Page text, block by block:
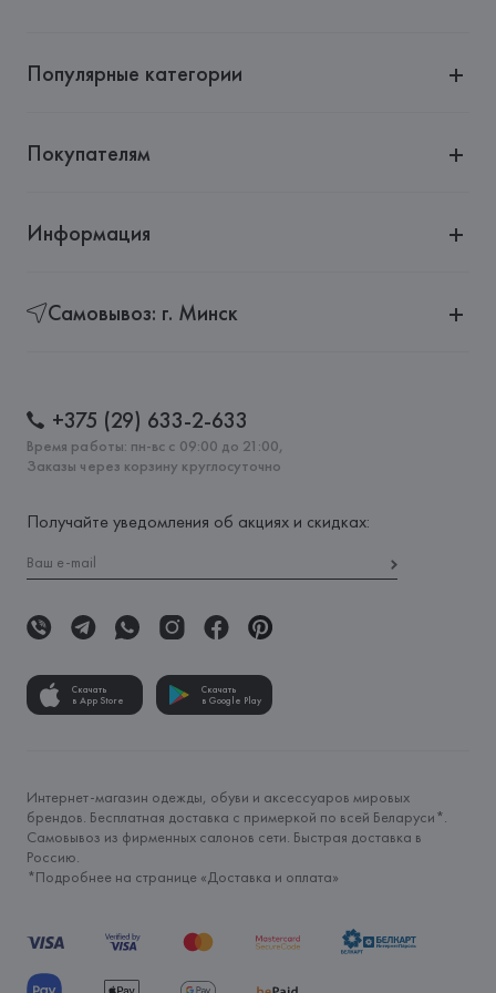
Популярные категории
Покупателям
Информация
Самовывоз: г. Минск
+375 (29) 633-2-633
Время работы: пн-вс с 09:00 до 21:00,
Заказы через корзину круглосуточно
Получайте уведомления об акциях и скидках:
Скачать
в App Store
Скачать
в Google Play
Интернет-магазин одежды, обуви и аксессуаров мировых
брендов. Бесплатная доставка с примеркой по всей Беларуси*.
Самовывоз из фирменных салонов сети. Быстрая доставка в
Россию.
*Подробнее на странице «Доставка и оплата»